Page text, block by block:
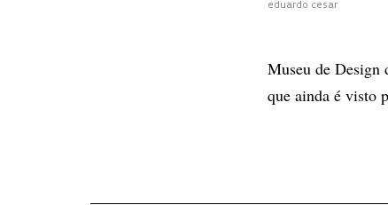
eduardo cesar
Museu de Design
que ainda é visto